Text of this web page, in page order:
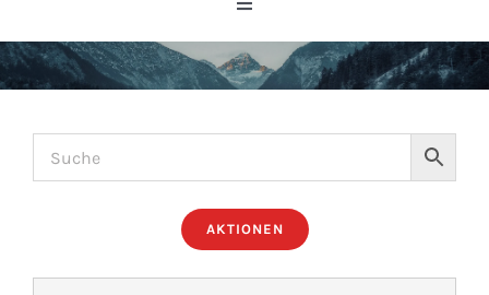
Toggle
HOME
NEWS
IMBISSANHÄNGER
AKTIONEN